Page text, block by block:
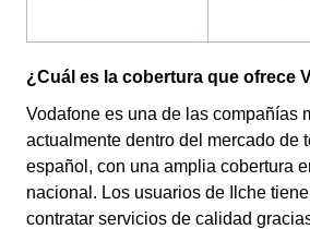
¿Cuál es la cobertura que ofrece
Vodafone es una de las compañías
actualmente dentro del mercado de
español, con una amplia cobertura
nacional. Los usuarios de Ilche
contratar servicios de calidad